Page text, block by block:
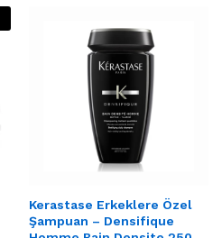
Kerastase Erkeklere Özel
Şampuan – Densifique